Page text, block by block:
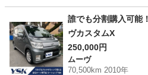
新大阪駅 タント
誰でも分割購入可
ヴカスタムX
250,000円
ムーヴ
70,500km 2010年